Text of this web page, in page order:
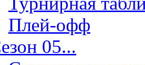
Плей-офф
05...